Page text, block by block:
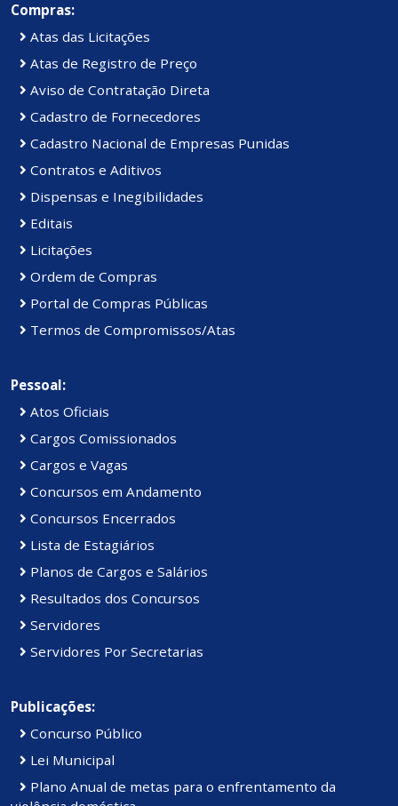
Compras:
Atas das Licitações
Atas de Registro de Preço
Aviso de Contratação Direta
Cadastro de Fornecedores
Cadastro Nacional de Empresas Punidas
Contratos e Aditivos
Dispensas e Inegibilidades
Editais
Licitações
Ordem de Compras
Portal de Compras Públicas
Termos de Compromissos/Atas
Pessoal:
Atos Oficiais
Cargos Comissionados
Cargos e Vagas
Concursos em Andamento
Concursos Encerrados
Lista de Estagiários
Planos de Cargos e Salários
Resultados dos Concursos
Servidores
Servidores Por Secretarias
Publicações:
Concurso Público
Lei Municipal
Plano Anual de metas para o enfrentamento da